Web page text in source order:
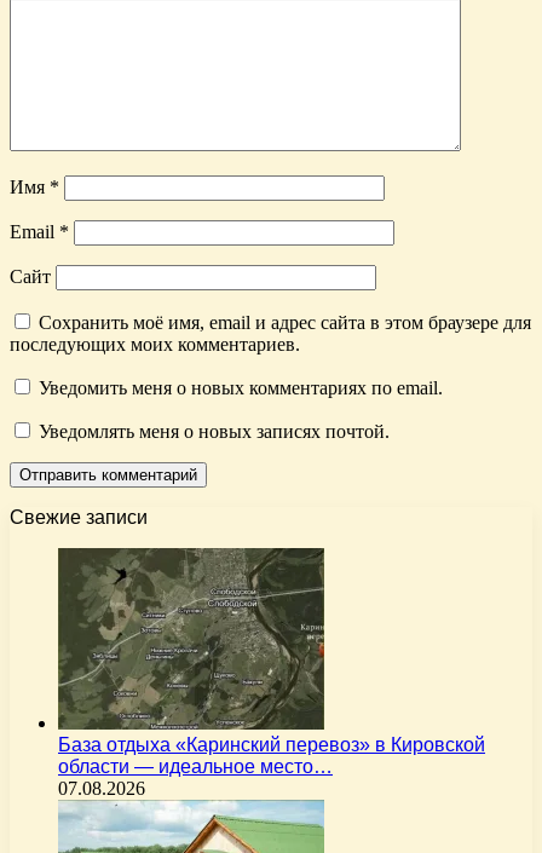
Имя *
Email *
Сайт
Сохранить моё имя, email и адрес сайта в этом браузере для
последующих моих комментариев.
Уведомить меня о новых комментариях по email.
Уведомлять меня о новых записях почтой.
Свежие записи
База отдыха «Каринский перевоз» в Кировской
области — идеальное место…
07.08.2026